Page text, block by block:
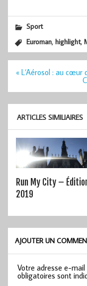
Sport
Euroman,highlight,
Navigation
« L’Aérosol : au
ARTICLES SIMILIAIRES
Run My City –
2019
AJOUTER UN
Votre adresse e-mail
obligatoires sont